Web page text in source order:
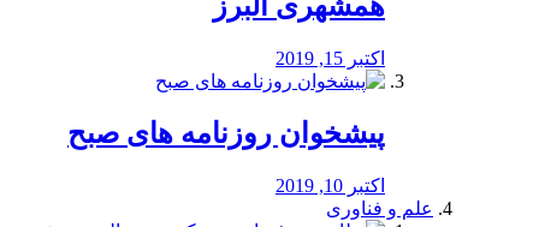
اکتبر 15, 2019
پیشخوان روزنامه های صبح
اکتبر 10, 2019
علم و فناوری